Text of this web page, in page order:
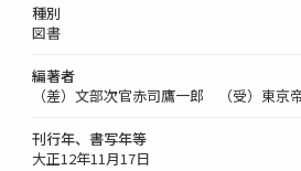
種別
図書
編著者
（差）文部次官赤司鷹一郎 （受）東京
刊行年、書写年等
大正12年11月17日